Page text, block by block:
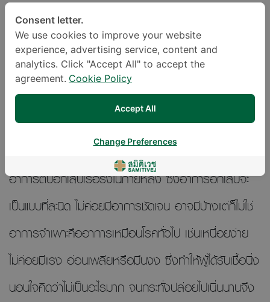
น้อยทีเดียว สำหรับเชื้อไวรัสตับอักเสบชนิดซีเมื่อเข้าไปใน
ร่างกาย เชื้อจะมีระยะฟักตัวอยู่ที่ 6 – 8 สัปดาห์ จะมีการ
แบ่งตัวออก และจะไปอาศัยเกาะอยู่ในตับ ผู้ป่วยที่ได้รับเชื้อ
เข้าไประยะแรกจะเกิดตับอักเสบเฉียบพลัน อาการจะไม่รุนแรง
ทำให้ผู้รับเชื้อไม่ทราบว่าตนเองเริ่มมีอาการตับอักเสบ ซึ่ง
อาการที่แสดงออกไม่รุนแรงนั้นเป็นสาเหตุให้ผู้รับเชื้อมีการ
อาการตับอักเสบเรื้อรังในภายหลัง ซึ่งอาการอักเสบจะ
เป็นแบบที่ละนิด ไม่ค่อยมีอาการชัดเจน อาจมีบ้างแต่ก็ไม่ใช่
อาการจำเพาะคืออาการเหมือนโรคทั่วไป เช่นเหนื่อยง่าย
ไม่ค่อยมีแรง อ่อนเพลียหรือมึนงง ซึ่งทำให้ผู้ได้รับเชื้อนิ่ง
นอนใจคิดว่าไม่เป็นอะไรมาก จนกระทั่งปล่อยไปเนิ่นนานจึง
Consent letter.
We use cookies to improve your website
experience, advertising service, content and
analytics. Click "Accept All" to accept the
agreement. Cookie Policy
Accept All
Change Preferences